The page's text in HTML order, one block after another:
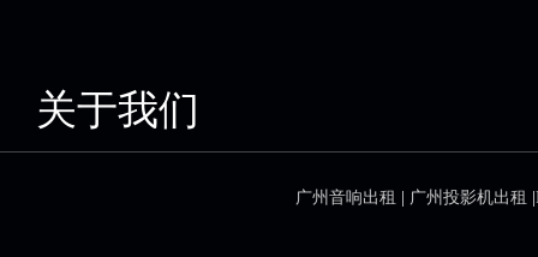
关于我们
广州音响出租 广州投影机出租 |